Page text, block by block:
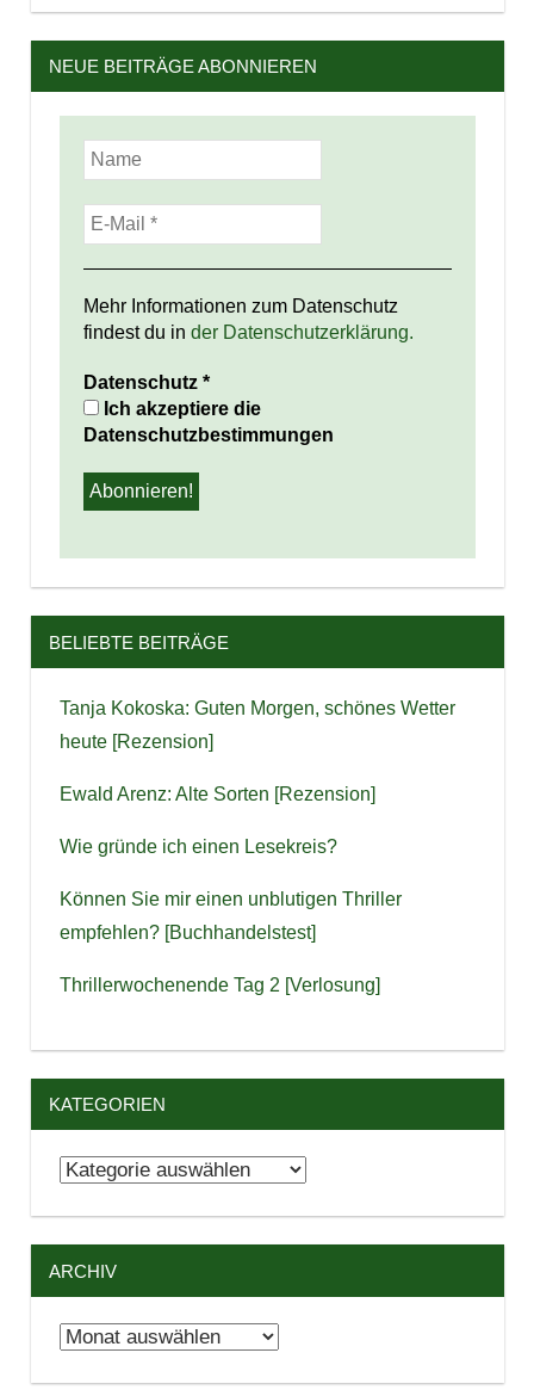
NEUE BEITRÄGE ABONNIEREN
Mehr Informationen zum Datenschutz
findest du in der Datenschutzerklärung.
Datenschutz *
Ich akzeptiere die
Datenschutzbestimmungen
BELIEBTE BEITRÄGE
Tanja Kokoska: Guten Morgen, schönes Wetter
heute [Rezension]
Ewald Arenz: Alte Sorten [Rezension]
Wie gründe ich einen Lesekreis?
Können Sie mir einen unblutigen Thriller
empfehlen? [Buchhandelstest]
Thrillerwochenende Tag 2 [Verlosung]
KATEGORIEN
Kategorien
ARCHIV
Archiv